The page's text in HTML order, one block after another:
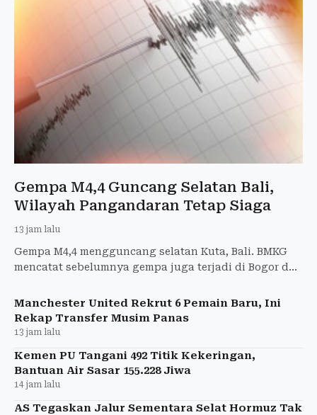
Gempa M4,4 Guncang Selatan Bali,
Wilayah Pangandaran Tetap Siaga
13 jam lalu
Gempa M4,4 mengguncang selatan Kuta, Bali. BMKG
mencatat sebelumnya gempa juga terjadi di Bogor dan
Manchester United Rekrut 6 Pemain Baru, Ini
Rekap Transfer Musim Panas
13 jam lalu
Kemen PU Tangani 492 Titik Kekeringan,
Bantuan Air Sasar 155.228 Jiwa
14 jam lalu
AS Tegaskan Jalur Sementara Selat Hormuz Tak